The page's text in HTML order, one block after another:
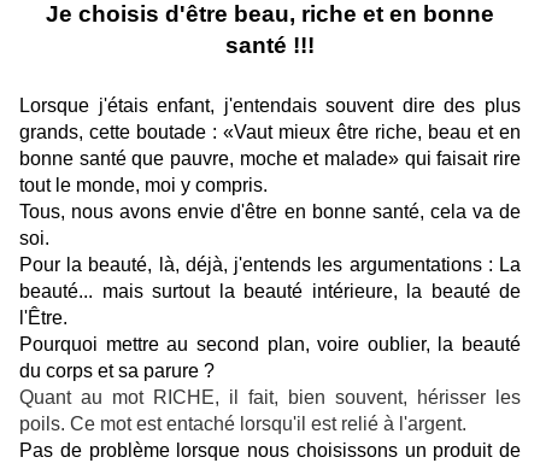
Je choisis d'être beau, riche et en bonne
santé !!!
Lorsque j'étais enfant, j'entendais souvent dire des plus
grands, cette boutade : «Vaut mieux être riche, beau et en
bonne santé que pauvre, moche et malade» qui faisait rire
tout le monde, moi y compris.
Tous, nous avons envie d'être en bonne santé, cela va de
soi.
Pour la beauté, là, déjà, j'entends les argumentations : La
beauté... mais surtout la beauté intérieure, la beauté de
l'Être.
Pourquoi mettre au second plan, voire oublier, la beauté
du corps et sa parure ?
Quant au mot RICHE, il fait, bien souvent, hérisser les
poils. Ce mot est entaché lorsqu'il est relié à l'argent.
Pas de problème lorsque nous choisissons un produit de